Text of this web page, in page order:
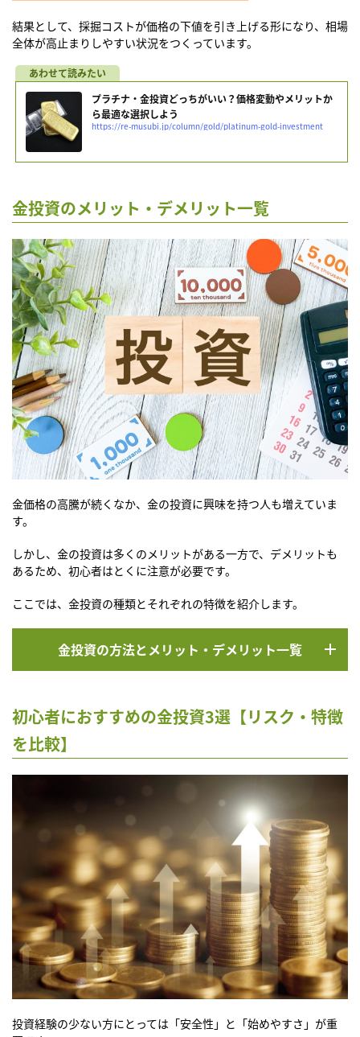
結果として、採掘コストが価格の下値を引き上げる形になり、相場
全体が高止まりしやすい状況をつくっています。
プラチナ・金投資どっちがいい？価格変動やメリットか
ら最適な選択しよう
https://re-musubi.jp/column/gold/platinum-gold-investment
金投資のメリット・デメリット一覧
金価格の高騰が続くなか、金の投資に興味を持つ人も増えていま
す。
しかし、金の投資は多くのメリットがある一方で、デメリットも
あるため、初心者はとくに注意が必要です。
ここでは、金投資の種類とそれぞれの特徴を紹介します。
金投資の方法とメリット・デメリット一覧
初心者におすすめの金投資3選【リスク・特徴
を比較】
投資経験の少ない方にとっては「安全性」と「始めやすさ」が重